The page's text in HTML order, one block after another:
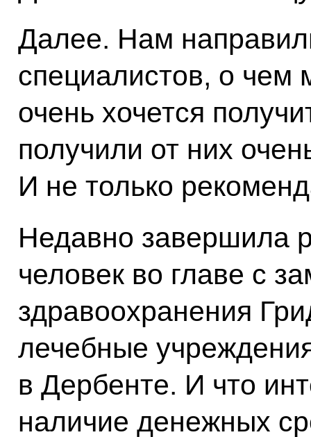
Далее. Нам
специалистов, о чем
очень хочется
получили от них
И не только
Недавно завершила
человек во главе с
здравоохранения
лечебные
в Дербенте. И что
наличие денежных